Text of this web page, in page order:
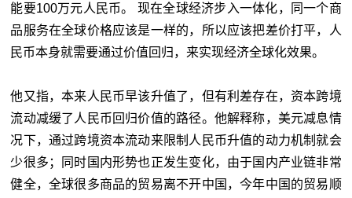
能要100万元人民币。 现在全球经济步入一体化，同一个商
品服务在全球价格应该是一样的，所以应该把差价打平，人
民币本身就需要通过价值回归，来实现经济全球化效果。
他又指，本来人民币早该升值了，但有利差存在，资本跨境
流动减缓了人民币回归价值的路径。他解释称，美元减息情
况下，通过跨境资本流动来限制人民币升值的动力机制就会
少很多；同时国内形势也正发生变化，由于国内产业链非常
健全，全球很多商品的贸易离不开中国，今年中国的贸易顺